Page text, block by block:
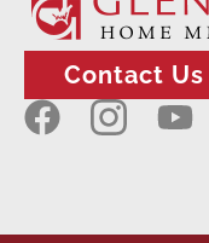
Contact Us